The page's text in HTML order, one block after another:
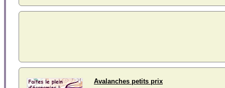
Avalanches petits prix